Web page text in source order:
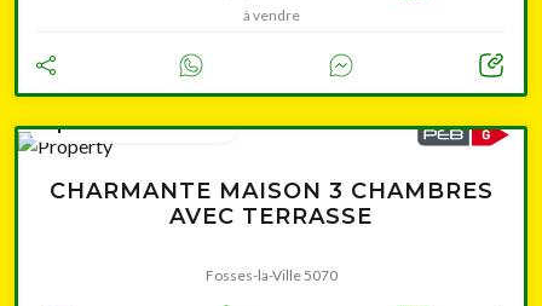
à vendre
à partir de 190 000 €
CHARMANTE MAISON 3 CHAMBRES
AVEC TERRASSE
Fosses-la-Ville 5070